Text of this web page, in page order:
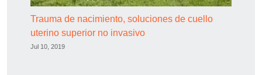
Trauma de nacimiento, soluciones de cuello
uterino superior no invasivo
Jul 10, 2019